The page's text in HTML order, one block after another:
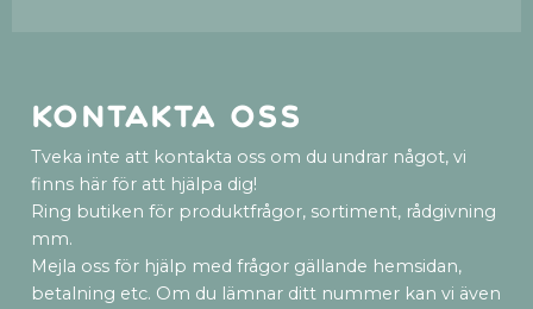
Kontakta oss
Tveka inte att kontakta oss om du undrar något, vi
finns här för att hjälpa dig!
Ring butiken för produktfrågor, sortiment, rådgivning
mm.
Mejla oss för hjälp med frågor gällande hemsidan,
betalning etc. Om du lämnar ditt nummer kan vi även